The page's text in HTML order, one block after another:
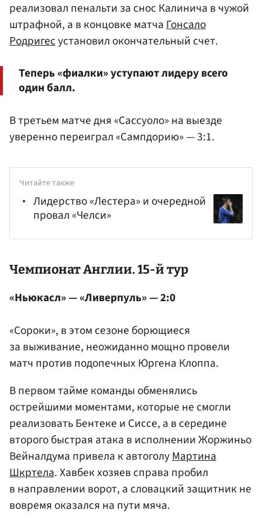
реализовал пенальти за снос Калинича в чужой
штрафной, а в концовке матчаГонсало
Родригесустановил окончательный счет.
Теперь «фиалки» уступают лидеру всего
один балл.
В третьем матче дня «Сассуоло» на выезде
уверенно переиграл «Сампдорию» — 3:1.
Читайте также
Лидерство «Лестера» и очередной
провал «Челси»
Чемпионат Англии. 15-й тур
«Ньюкасл» — «Ливерпуль» — 2:0
«Сороки», в этом сезоне борющиеся
за выживание, неожиданно мощно провели
матч против подопечных Юргена Клоппа.
В первом тайме команды обменялись
острейшими моментами, которые не смогли
реализовать Бентеке и Сиссе, а в середине
второго быстрая атака в исполнении Жоржиньо
Вейналдума привела к автоголуМартина
Шкртела. Хавбек хозяев справа пробил
в направлении ворот, а словацкий защитник не
вовремя оказался на пути мяча.